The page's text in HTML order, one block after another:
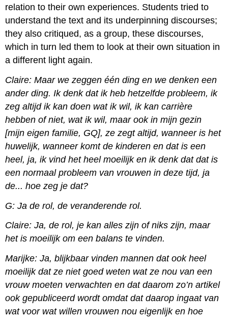
relation to their own experiences. Students tried to
understand the text and its underpinning discourses;
they also critiqued, as a group, these discourses,
which in turn led them to look at their own situation in
a different light again.
Claire: Maar we zeggen één ding en we denken een
ander ding. Ik denk dat ik heb hetzelfde probleem, ik
zeg altijd ik kan doen wat ik wil, ik kan carrière
hebben of niet, wat ik wil, maar ook in mijn gezin
[mijn eigen familie, GQ], ze zegt altijd, wanneer is het
huwelijk, wanneer komt de kinderen en dat is een
heel, ja, ik vind het heel moeilijk en ik denk dat dat is
een normaal probleem van vrouwen in deze tijd, ja
de... hoe zeg je dat?
G: Ja de rol, de veranderende rol.
Claire: Ja, de rol, je kan alles zijn of niks zijn, maar
het is moeilijk om een balans te vinden.
Marijke: Ja, blijkbaar vinden mannen dat ook heel
moeilijk dat ze niet goed weten wat ze nou van een
vrouw moeten verwachten en dat daarom zo’n artikel
ook gepubliceerd wordt omdat dat daarop ingaat van
wat voor wat willen vrouwen nou eigenlijk en hoe